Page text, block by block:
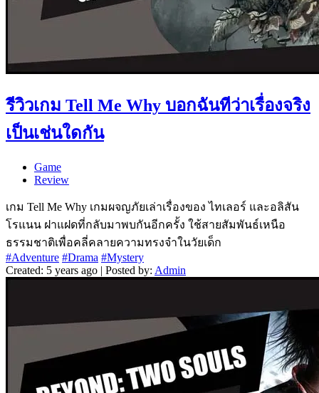
รีวิวเกม Tell Me Why บอกฉันทีว่าเรื่องจริง
เป็นเช่นใดกัน
Game
Review
เกม Tell Me Why เกมผจญภัยเล่าเรื่องของ ไทเลอร์ และอลิสัน
โรแนน ฝาแฝดที่กลับมาพบกันอีกครั้ง ใช้สายสัมพันธ์เหนือ
ธรรมชาติเพื่อคลี่คลายความทรงจำในวัยเด็ก
#Adventure #Drama #Mystery
Created: 5 years ago | Posted by: Admin